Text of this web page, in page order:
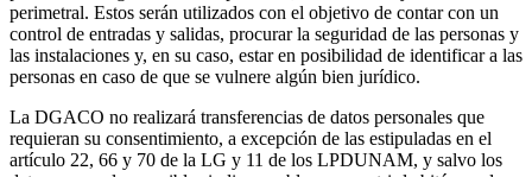
perimetral. Estos serán utilizados con el objetivo de contar con un
control de entradas y salidas, procurar la seguridad de las personas y
las instalaciones y, en su caso, estar en posibilidad de identificar a las
personas en caso de que se vulnere algún bien jurídico.
La DGACO no realizará transferencias de datos personales que
requieran su consentimiento, a excepción de las estipuladas en el
artículo 22, 66 y 70 de la LG y 11 de los LPDUNAM, y salvo los